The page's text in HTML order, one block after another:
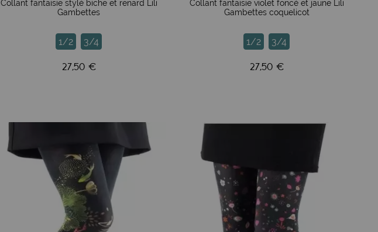
Collant fantaisie stylé biche et renard Lili
Gambettes
1/2 3/4
27,50 €
Collant fantaisie violet foncé et jaune Lili
Gambettes coquelicot
1/2 3/4
27,50 €